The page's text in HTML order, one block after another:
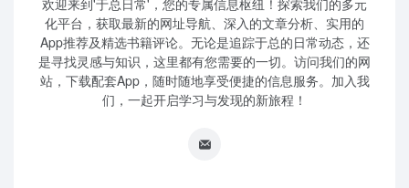
欢迎来到'于总日常'，您的专属信息枢纽！探索我们的多元
化平台，获取最新的网址导航、深入的文章分析、实用的
App推荐及精选书籍评论。无论是追踪于总的日常动态，还
是寻找灵感与知识，这里都有您需要的一切。访问我们的网
站，下载配套App，随时随地享受便捷的信息服务。加入我
们，一起开启学习与发现的新旅程！